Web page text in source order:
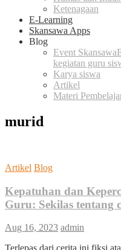
Ketenagaan
E-Learning
Skansawa Apps
Blog
Event Skansawa
kegiatan guru
Karya siswa
Artikel
Materi
murid
Artikel Blog
Kepatuhan dan
Guru: Sekilas tentang
Aug 16, 2023 admin